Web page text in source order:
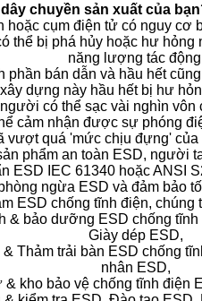
chuyền sản xuất của
hoặc cụm điện tử có nguy cơ
thể bị phá hủy hoặc hư
năng lượng tác
phần bán dẫn và hầu hết
dựng này hầu hết bị hư
có thể sạc vài nghìn vôn
cảm nhận được sự phóng
vượt quá 'mức chịu đựng' của
phẩm an toàn ESD, người
ESD IEC 61340 hoặc ANSI
ngừa ESD và đảm bảo
ESD chống tĩnh điện, chúng
& bảo dưỡng ESD chống
Giày dép ESD,
Thảm trải bàn ESD chống
nhân ESD,
& kho bảo vệ chống tĩnh điện